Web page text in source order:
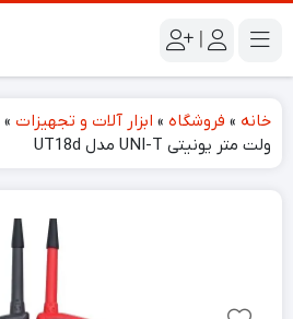
|
خانه » فروشگاه » ابزار آلات و تجهیزات »
ولت متر یونیتی UNI-T مدل UT18d